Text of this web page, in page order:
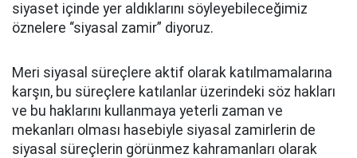
siyaset içinde yer aldıklarını söyleyebileceğimiz
öznelere “siyasal zamir” diyoruz.
Meri siyasal süreçlere aktif olarak katılmamalarına
karşın, bu süreçlere katılanlar üzerindeki söz hakları
ve bu haklarını kullanmaya yeterli zaman ve
mekanları olması hasebiyle siyasal zamirlerin de
siyasal süreçlerin görünmez kahramanları olarak